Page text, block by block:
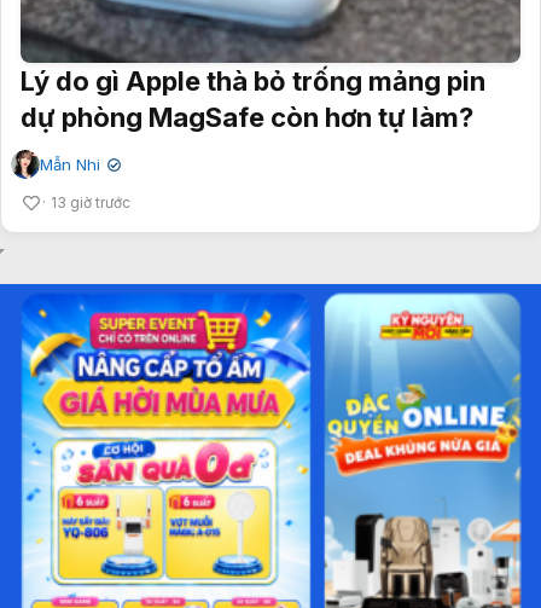
Lý do gì Apple thà bỏ trống mảng pin
dự phòng MagSafe còn hơn tự làm?
Mẫn Nhi ✔
13 giờ trước